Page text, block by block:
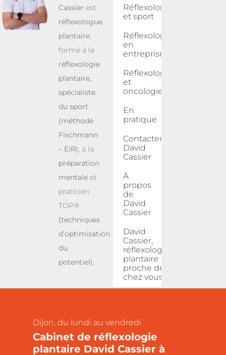
Cassier est
réflexologue
plantaire,
formé à la
réflexologie
plantaire,
spécialiste
du sport
(méthode
Fischmann
– EIR), à la
préparation
mentale et
praticien
TOP®
(techniques
d’optimisation
du
potentiel).
Réflexologie
et sport
Réflexologie
en
entreprise
Réflexologie
et
oncologie
En
pratique
Contacter
David
Cassier
À
propos
de
David
Cassier
David
Cassier,
réflexologue
plantaire
proche de
chez vous
Dijon, du lundi au vendredi
Cabinet de réflexologie
plantaire David Cassier à